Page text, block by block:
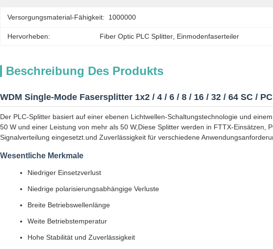
Versorgungsmaterial-Fähigkeit: 1000000
Hervorheben: Fiber Optic PLC Splitter Einmodenfaserteiler
Beschreibung Des Produkts
WDM Single-Mode Fasersplitter 1x2 / 4 / 6 / 8 / 16 / 32 / 64 SC / PC
Der PLC-Splitter basiert auf einer ebenen Lichtwellen-Schaltungstechnologie und
50 W und einer Leistung von mehr als 50 W,Diese Splitter werden in FTTX-Einsätzen,
Signalverteilung eingesetzt.und Zuverlässigkeit für verschiedene
Wesentliche Merkmale
Niedriger Einsetzverlust
Niedrige polarisierungsabhängige Verluste
Breite Betriebswellenlänge
Weite Betriebstemperatur
Hohe Stabilität und Zuverlässigkeit